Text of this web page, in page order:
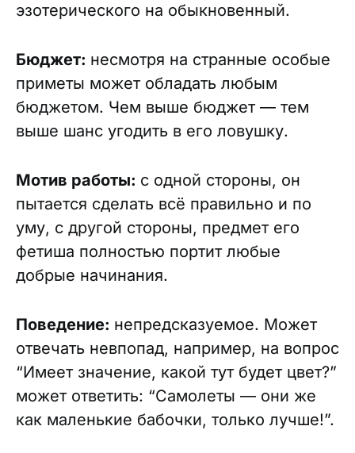
эзотерического на обыкновенный.
Бюджет: несмотря на странные особые
приметы может обладать любым
бюджетом. Чем выше бюджет — тем
выше шанс угодить в его ловушку.
Мотив работы: с одной стороны, он
пытается сделать всё правильно и по
уму, с другой стороны, предмет его
фетиша полностью портит любые
добрые начинания.
Поведение: непредсказуемое. Может
отвечать невпопад, например, на вопрос
“Имеет значение, какой тут будет цвет?”
может ответить: “Самолеты — они же
как маленькие бабочки, только лучше!”.